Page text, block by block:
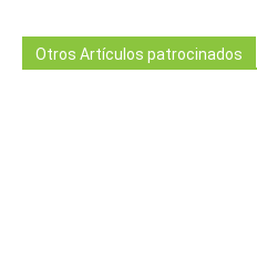
Otros Artículos patrocinados